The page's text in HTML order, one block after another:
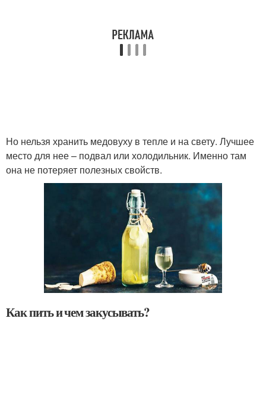
Но нельзя хранить медовуху в тепле и на свету. Лучшее
место для нее – подвал или холодильник. Именно там
она не потеряет полезных свойств.
Как пить и чем закусывать?